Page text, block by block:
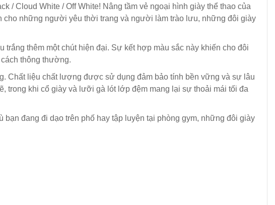
/ Cloud White / Off White! Nâng tầm vẻ ngoại hình giày thể thao của
cho những người yêu thời trang và người làm trào lưu, những đôi giày
thêm một chút hiện đại. Sự kết hợp màu sắc này khiến cho đôi
thông thường.
Chất liệu chất lượng được sử dụng đảm bảo tính bền vững và sự lâu
trong khi cổ giày và lưỡi gà lót lớp đệm mang lại sự thoải mái tối đa
đang đi dạo trên phố hay tập luyện tại phòng gym, những đôi giày